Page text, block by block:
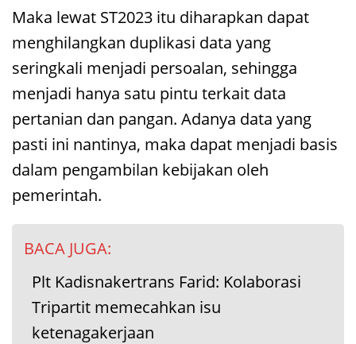
Maka lewat ST2023 itu diharapkan dapat
menghilangkan duplikasi data yang
seringkali menjadi persoalan, sehingga
menjadi hanya satu pintu terkait data
pertanian dan pangan. Adanya data yang
pasti ini nantinya, maka dapat menjadi basis
dalam pengambilan kebijakan oleh
pemerintah.
BACA JUGA:
Plt Kadisnakertrans Farid: Kolaborasi
Tripartit memecahkan isu
ketenagakerjaan